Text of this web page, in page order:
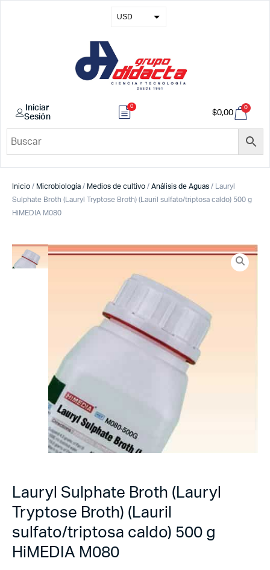
USD
GBP
COP
Iniciar
Sesión
0
$0,00
0
Inicio / Microbiología / Medios de cultivo / Análisis de Aguas / Lauryl
Sulphate Broth (Lauryl Tryptose Broth) (Lauril sulfato/triptosa caldo) 500 g
HiMEDIA M080
Lauryl Sulphate Broth (Lauryl
Tryptose Broth) (Lauril
sulfato/triptosa caldo) 500 g
HiMEDIA M080